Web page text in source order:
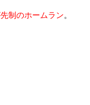
制のホームラン。